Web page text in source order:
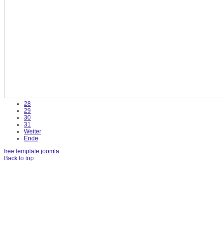
28
29
30
31
Weiter
Ende
free template joomla
Back to top